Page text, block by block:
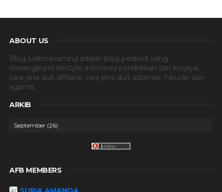
ABOUT US
Blog Lokmanamirul adalah blog peribadi yang
merangkumi lifestyle, informasi pendidikan dan kerjaya,
cara jana duit affiliate, cara jana duit adsense, hiburan dan
agama.
ARKIB
AFB MEMBERS